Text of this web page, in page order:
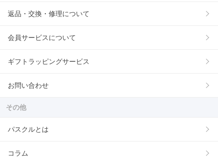
返品・交換・修理について
会員サービスについて
ギフトラッピングサービス
お問い合わせ
その他
パスクルとは
コラム